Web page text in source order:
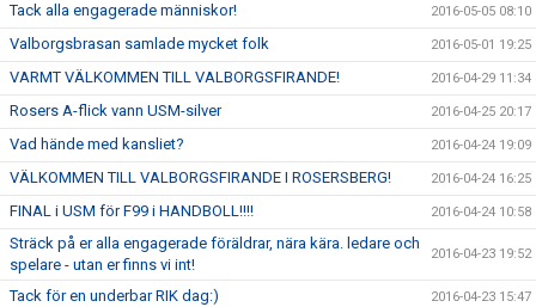
Tack alla engagerade människor! 2016-05-05 08:10
Valborgsbrasan samlade mycket folk 2016-05-01 19:25
VARMT VÄLKOMMEN TILL VALBORGSFIRANDE! 2016-04-29 11:34
Rosers A-flick vann USM-silver 2016-04-25 20:17
Vad hände med kansliet? 2016-04-24 19:09
VÄLKOMMEN TILL VALBORGSFIRANDE I ROSERSBERG! 2016-04-24 16:25
FINAL i USM för F99 i HANDBOLL!!!! 2016-04-24 10:58
Sträck på er alla engagerade föräldrar, nära kära. ledare och
spelare - utan er finns vi int!
2016-04-23 19:52
Tack för en underbar RIK dag:) 2016-04-23 15:47